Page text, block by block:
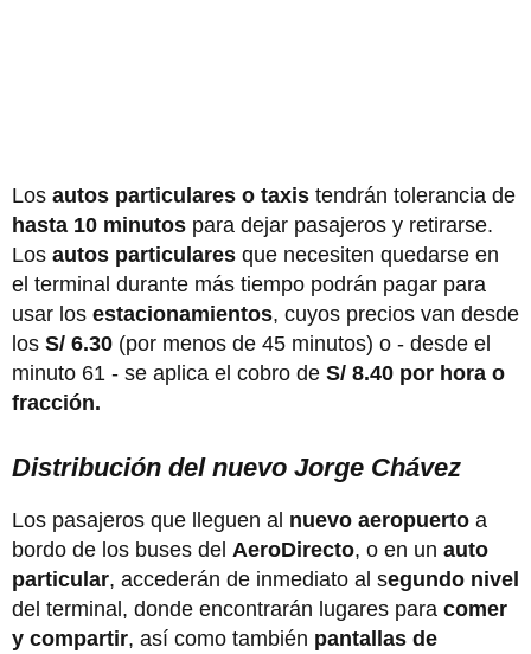
Los autos particulares o taxis tendrán tolerancia de
hasta 10 minutos para dejar pasajeros y retirarse.
Los autos particulares que necesiten quedarse en
el terminal durante más tiempo podrán pagar para
usar los estacionamientos, cuyos precios van desde
los S/ 6.30 (por menos de 45 minutos) o - desde el
minuto 61 - se aplica el cobro de S/ 8.40 por hora o
fracción.
Distribución del nuevo Jorge Chávez
Los pasajeros que lleguen al nuevo aeropuerto a
bordo de los buses del AeroDirecto, o en un auto
particular, accederán de inmediato al segundo nivel
del terminal, donde encontrarán lugares para comer
y compartir, así como también pantallas de